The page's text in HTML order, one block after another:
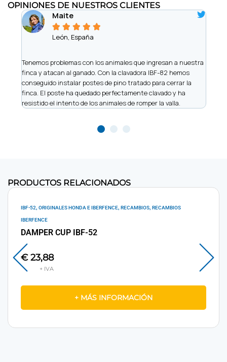
OPINIONES DE NUESTROS CLIENTES
Maite
    
León, España
Tenemos problemas con los animales que ingresan a nuestra
finca y atacan al ganado. Con la clavadora IBF-82 hemos
conseguido instalar postes de pino tratado para cerrar la
finca. El poste ha quedado perfectamente clavado y ha
resistido el intento de los animales de romper la valla.
PRODUCTOS RELACIONADOS
IBF-52, ORIGINALES HONDA E IBERFENCE, RECAMBIOS, RECAMBIOS
IBERFENCE
DAMPER CUP IBF-52
€23,88
+ MÁS INFORMACIÓN